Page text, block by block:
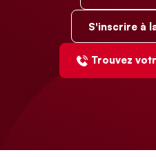
S'inscrire à
Trouvez